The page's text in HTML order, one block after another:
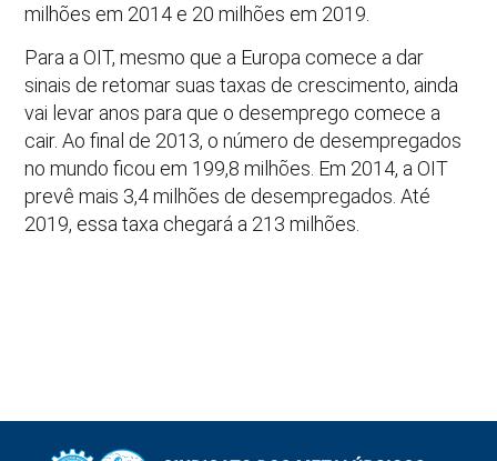
milhões em 2014 e 20 milhões em 2019.
Para a OIT, mesmo que a Europa comece a dar
sinais de retomar suas taxas de crescimento, ainda
vai levar anos para que o desemprego comece a
cair. Ao final de 2013, o número de desempregados
no mundo ficou em 199,8 milhões. Em 2014, a OIT
prevê mais 3,4 milhões de desempregados. Até
2019, essa taxa chegará a 213 milhões.